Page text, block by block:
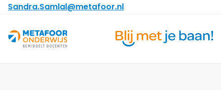
Sandra.Samlal@metafoor.nl